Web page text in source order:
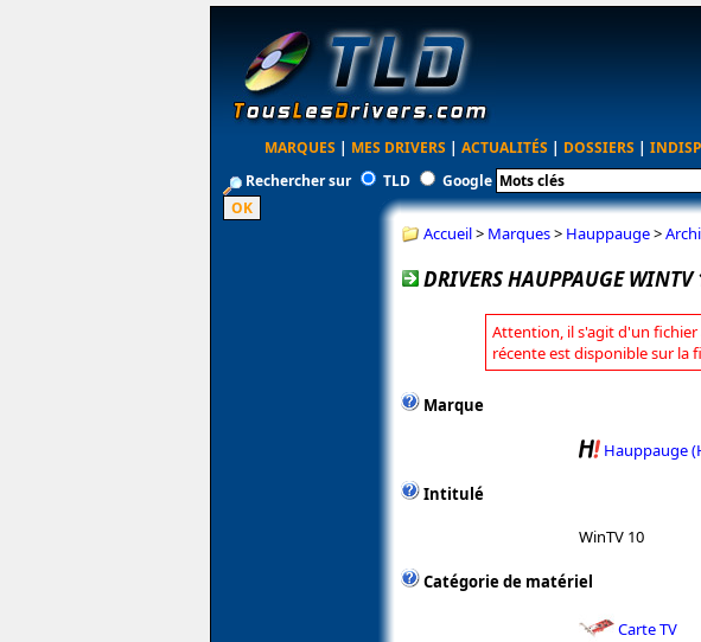
MARQUES | MES DRIVERS | ACTUALITÉS | DOSSIERS |
Rechercher sur
TLD Google
Accueil> Marques> Hauppauge>
DRIVERS HAUPPAUGE
Attention, il s'agit d'un
récente est disponible sur la
Marque
Hauppauge
Intitulé
WinTV 10
Catégorie de matériel
Carte TV